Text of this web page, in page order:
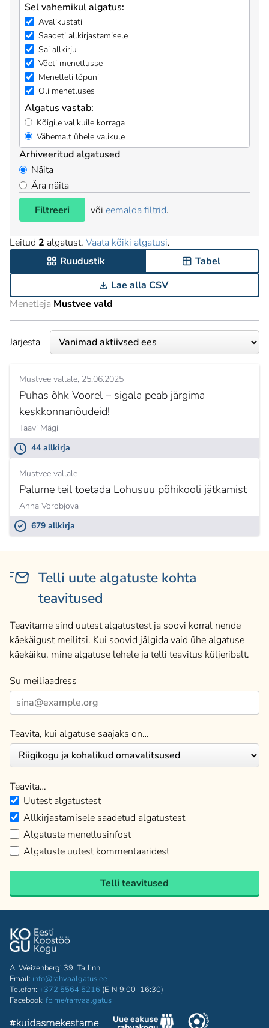
Sel vahemikul algatus:
Avalikustati
Saadeti allkirjastamisele
Sai allkirju
Võeti menetlusse
Menetleti lõpuni
Oli menetluses
Algatus vastab:
Kõigile valikuile korraga
Vähemalt ühele valikule
Arhiveeritud algatused
Näita
Ära näita
Filtreeri
või eemalda filtrid.
Leitud 2 algatust. Vaata kõiki algatusi.
Ruudustik
Tabel
Lae alla CSV
Menetleja Mustvee vald
Järjesta
Mustvee vallale 25.06.2025
Puhas õhk Voorel – sigala peab järgima
keskkonnanõudeid!
Taavi Mägi
44 allkirja
Mustvee vallale
Palume teil toetada Lohusuu põhikooli jätkamist
Anna Vorobjova
679 allkirja
Telli uute algatuste kohta
teavitused
Teavitame sind uutest algatustest ja soovi korral nende
käekäigust meilitsi. Kui soovid jälgida vaid ühe algatuse
käekäiku, mine algatuse lehele ja telli teavitus küljeribalt.
Su meiliaadress
Teavita, kui algatuse saajaks on…
Teavita…
Uutest algatustest
Allkirjastamisele saadetud algatustest
Algatuste menetlusinfost
Algatuste uutest kommentaaridest
Telli teavitused
A. Weizenbergi 39, Tallinn
Email: info@rahvaalgatus.ee
Telefon: +372 5564 5216 (E-N 9:00–16:30)
Facebook: fb.me/rahvaalgatus